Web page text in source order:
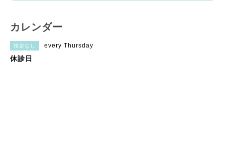
カレンダー
指定なし every Thursday
休診日